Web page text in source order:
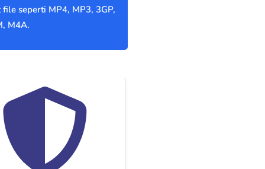
seperti MP4, MP3, 3GP,
M4A.